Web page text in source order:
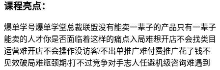
课程亮点：
爆单学号爆单学堂总裁联盟没有能卖一辈子的产品只有一辈子
能卖的人才你是否面临着这样的痛点入局难想开店不会找类目
运营难开店不会操作没访客/不出单推广难付费推广花了钱不
见效破局难瓶颈期/打不过竞争对手志人任避机级咨询难遇到